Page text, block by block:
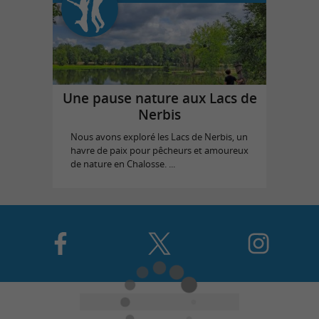
Une pause nature aux Lacs de
Nerbis
Nous avons exploré les Lacs de Nerbis, un
havre de paix pour pêcheurs et amoureux
de nature en Chalosse. ...